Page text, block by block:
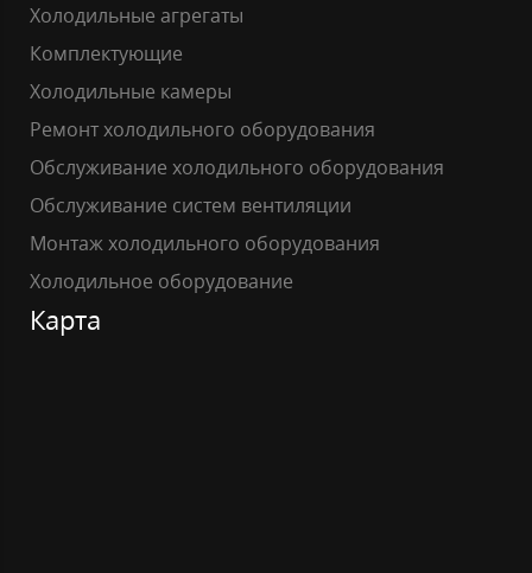
Холодильные агрегаты
Комплектующие
Холодильные камеры
Ремонт холодильного оборудования
Обслуживание холодильного оборудования
Обслуживание систем вентиляции
Монтаж холодильного оборудования
Холодильное оборудование
Карта